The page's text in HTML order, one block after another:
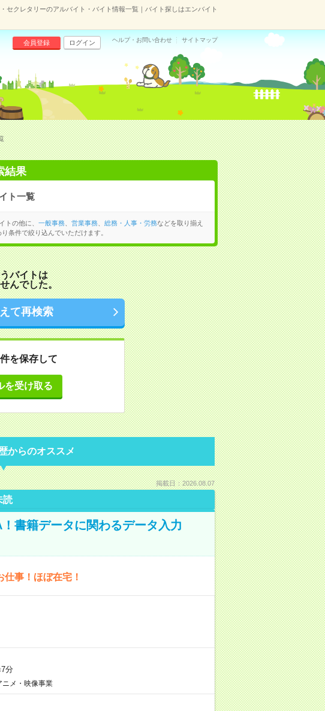
セクレタリーのアルバイト・バイト情報一覧｜バイト探しはエンバイト
会員登録 ログイン ヘルプ・お問い合わせ サイトマップ
結果
ト一覧
トの他に、 一般事務、 営業事務、 総務・人事・労務などを取り揃え
条件で絞り込んでいただけます。
バイトは
んでした。
て再検索
を保存して
を受け取る
からのオススメ
掲載日：2026.08.07
読
書籍データに関わるデータ入力
事！ほぼ在宅！
分
ニメ・映像事業